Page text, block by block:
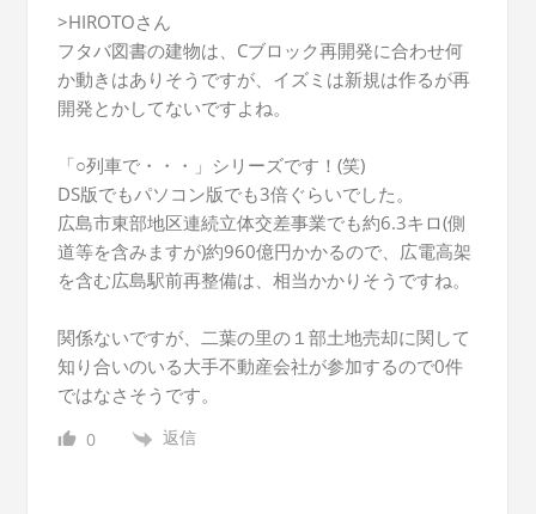
>HIROTOさん
フタバ図書の建物は、Cブロック再開発に合わせ何
か動きはありそうですが、イズミは新規は作るが再
開発とかしてないですよね。
「○列車で・・・」シリーズです！(笑)
DS版でもパソコン版でも3倍ぐらいでした。
広島市東部地区連続立体交差事業でも約6.3キロ(側
道等を含みますが)約960億円かかるので、広電高架
を含む広島駅前再整備は、相当かかりそうですね。
関係ないですが、二葉の里の１部土地売却に関して
知り合いのいる大手不動産会社が参加するので0件
ではなさそうです。
0 返信